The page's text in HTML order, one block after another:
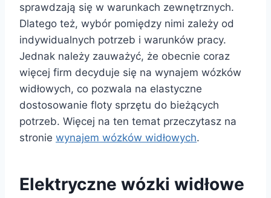
sprawdzają się w warunkach zewnętrznych.
Dlatego też, wybór pomiędzy nimi zależy od
indywidualnych potrzeb i warunków pracy.
Jednak należy zauważyć, że obecnie coraz
więcej firm decyduje się na wynajem wózków
widłowych, co pozwala na elastyczne
dostosowanie floty sprzętu do bieżących
potrzeb. Więcej na ten temat przeczytasz na
stronie wynajem wózków widłowych.
Elektryczne wózki widłowe